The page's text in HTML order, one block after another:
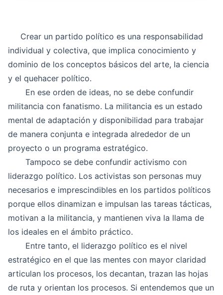
Crear un partido político es una responsabilidad
individual y colectiva, que implica conocimiento y
dominio de los conceptos básicos del arte, la ciencia
y el quehacer político.
En ese orden de ideas, no se debe confundir
militancia con fanatismo. La militancia es un estado
mental de adaptación y disponibilidad para trabajar
de manera conjunta e integrada alrededor de un
proyecto o un programa estratégico.
Tampoco se debe confundir activismo con
liderazgo político. Los activistas son personas muy
necesarios e imprescindibles en los partidos políticos
porque ellos dinamizan e impulsan las tareas tácticas,
motivan a la militancia, y mantienen viva la llama de
los ideales en el ámbito práctico.
Entre tanto, el liderazgo político es el nivel
estratégico en el que las mentes con mayor claridad
articulan los procesos, los decantan, trazan las hojas
de ruta y orientan los procesos. Si entendemos que un